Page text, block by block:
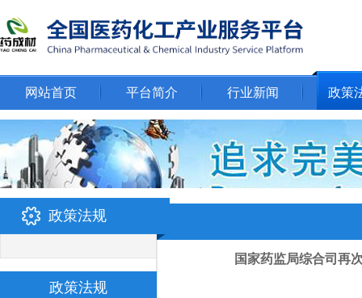
网站首页 平台简介 行业新闻 政策
政策法规
政策法规
国家药监局综合司再